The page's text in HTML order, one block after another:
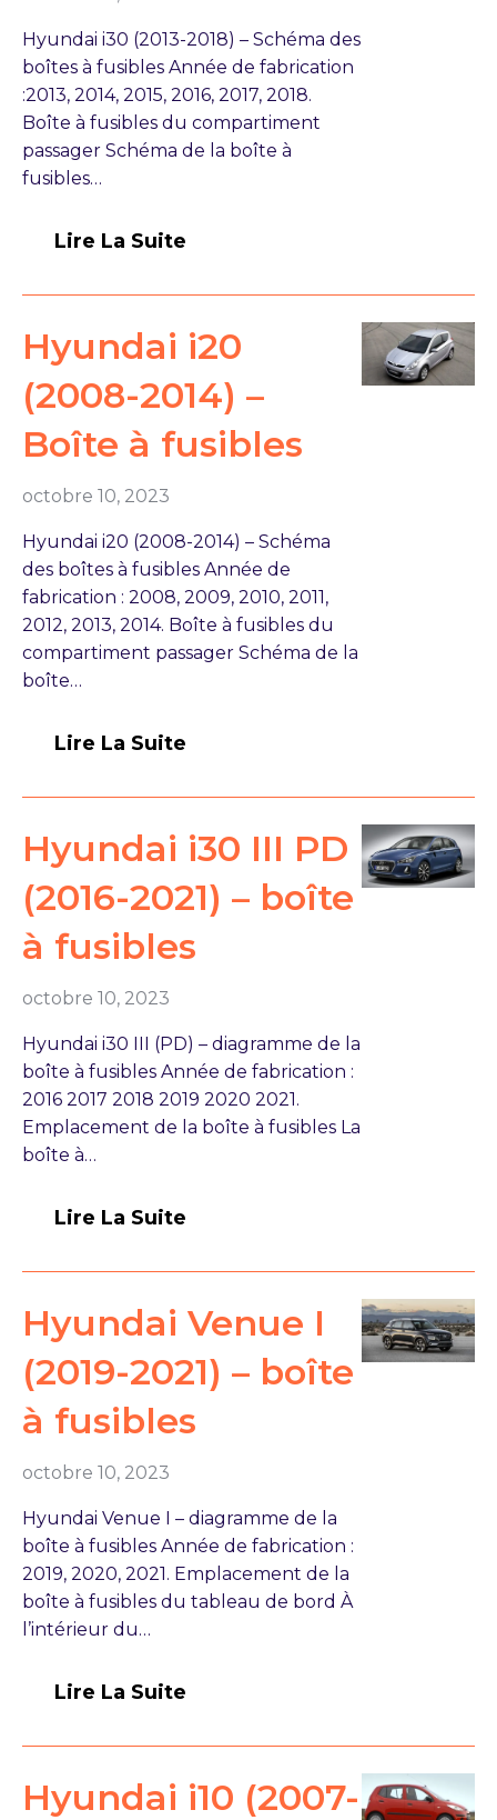
Hyundai i30 (2013-2018) – Schéma des
boîtes à fusibles Année de fabrication
:2013, 2014, 2015, 2016, 2017, 2018.
Boîte à fusibles du compartiment
passager Schéma de la boîte à
fusibles…
Lire La Suite
Hyundai i20
(2008-2014) –
Boîte à fusibles
octobre 10, 2023
Hyundai i20 (2008-2014) – Schéma
des boîtes à fusibles Année de
fabrication : 2008, 2009, 2010, 2011,
2012, 2013, 2014. Boîte à fusibles du
compartiment passager Schéma de la
boîte…
Lire La Suite
Hyundai i30 III PD
(2016-2021) – boîte
à fusibles
octobre 10, 2023
Hyundai i30 III (PD) – diagramme de la
boîte à fusibles Année de fabrication :
2016 2017 2018 2019 2020 2021.
Emplacement de la boîte à fusibles La
boîte à…
Lire La Suite
Hyundai Venue I
(2019-2021) – boîte
à fusibles
octobre 10, 2023
Hyundai Venue I – diagramme de la
boîte à fusibles Année de fabrication :
2019, 2020, 2021. Emplacement de la
boîte à fusibles du tableau de bord À
l’intérieur du…
Lire La Suite
Hyundai i10 (2007-